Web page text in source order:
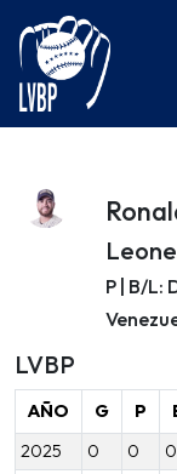
P | B/L:
LVBP
AÑO G P
2025
0 0